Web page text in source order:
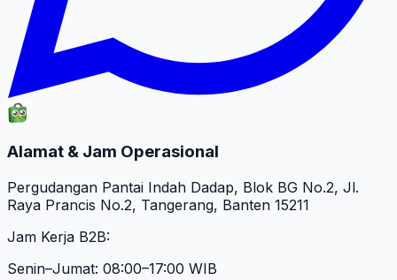
Alamat & Jam Operasional
Pergudangan Pantai Indah Dadap, Blok BG No.2, Jl.
Raya Prancis No.2, Tangerang, Banten 15211
Jam Kerja B2B:
Senin–Jumat: 08:00–17:00 WIB